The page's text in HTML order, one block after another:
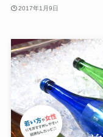
2017年1月9日